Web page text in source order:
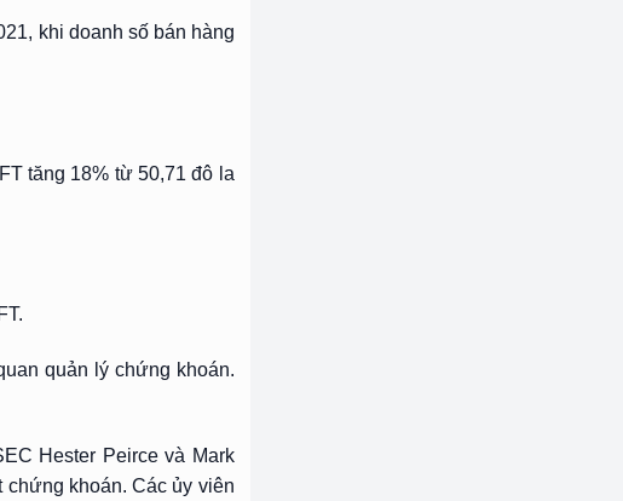
khi doanh số bán hàng
tăng 18% từ 50,71 đô la
quản lý chứng khoán.
Hester Peirce và Mark
khoán. Các ủy viên